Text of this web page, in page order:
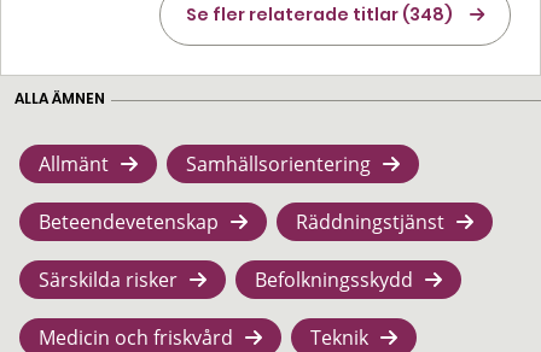
Se fler relaterade titlar (348)
ALLA ÄMNEN
Allmänt Samhällsorientering
Beteendevetenskap Räddningstjänst
Särskilda risker Befolkningsskydd
Medicin och friskvård Teknik